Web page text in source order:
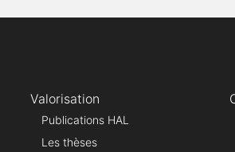
Valorisation
Publications HAL
Les thèses